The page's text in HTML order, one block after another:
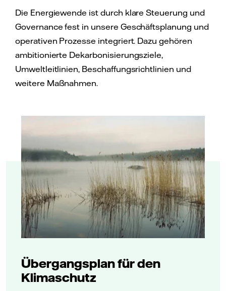
Die Energiewende ist durch klare Steuerung und
Governance fest in unsere Geschäftsplanung und
operativen Prozesse integriert. Dazu gehören
ambitionierte Dekarbonisierungsziele,
Umweltleitlinien, Beschaffungsrichtlinien und
weitere Maßnahmen.
Übergangsplan für den
Klimaschutz